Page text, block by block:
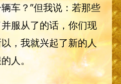
车？”但我说：若那些
服从了的话，你们现
，我就兴起了新的人
人。